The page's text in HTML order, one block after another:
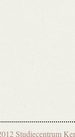
Studiecentrum